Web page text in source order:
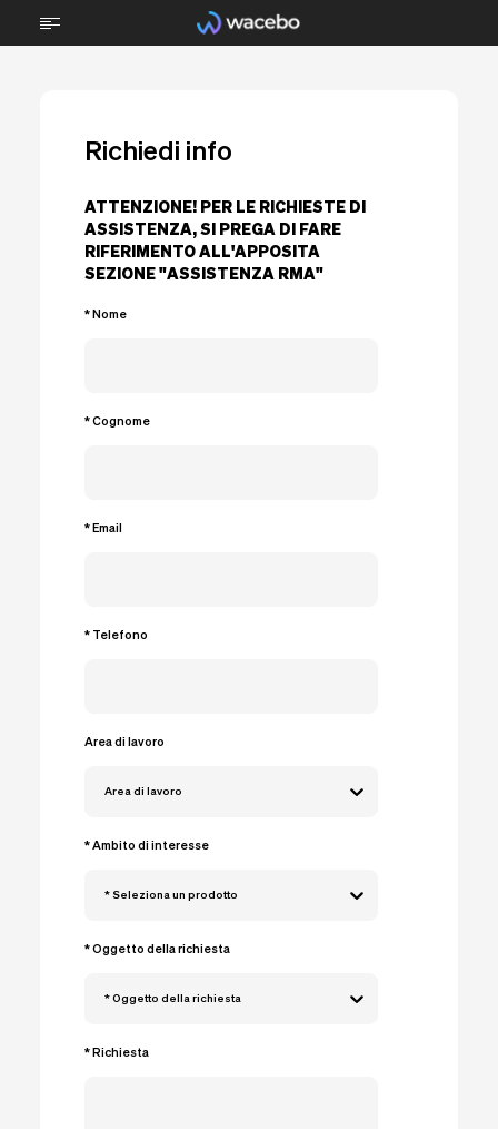
TECNOLOGIA
STEM
TECNICA PROFESSIONALE
Richiedi info
ATTENZIONE! PER LE RICHIESTE DI
ASSISTENZA, SI PREGA DI FARE
RIFERIMENTO ALL'APPOSITA
SEZIONE "ASSISTENZA RMA"
* Nome
* Cognome
* Email
* Telefono
Area di lavoro
Area di lavoro
* Ambito di interesse
* Seleziona un prodotto
* Oggetto della richiesta
* Oggetto della richiesta
* Richiesta